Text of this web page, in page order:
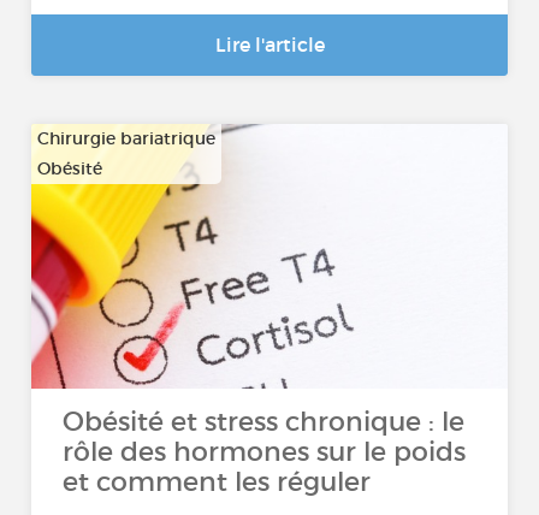
Lire l'article
Chirurgie bariatrique
Obésité
Obésité et stress chronique : le
rôle des hormones sur le poids
et comment les réguler